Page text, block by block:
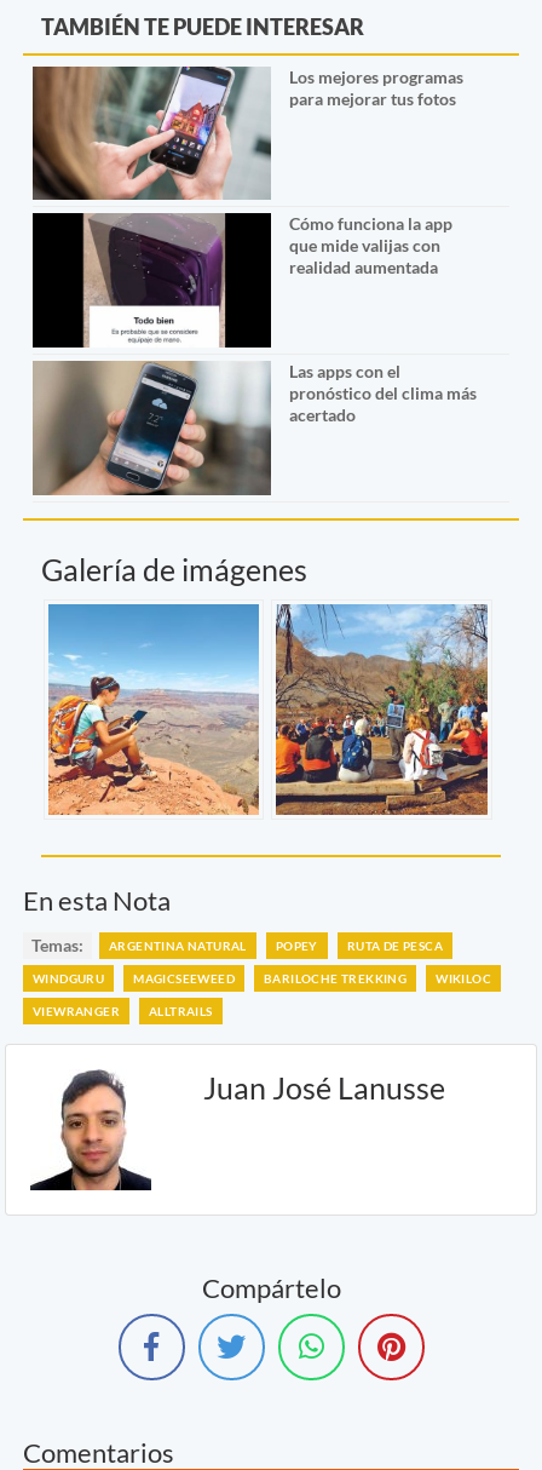
TAMBIÉN TE PUEDE INTERESAR
Los mejores programas
para mejorar tus fotos
Cómo funciona la app
que mide valijas con
realidad aumentada
Las apps con el
pronóstico del clima más
acertado
Galería de imágenes
En esta Nota
Temas: ARGENTINA NATURAL POPEY RUTA DE PESCA
WINDGURU MAGICSEEWEED BARILOCHE TREKKING WIKILOC
VIEWRANGER ALLTRAILS
Juan José Lanusse
Compártelo
Comentarios